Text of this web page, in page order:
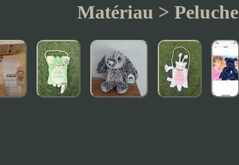
Matériau > Peluche